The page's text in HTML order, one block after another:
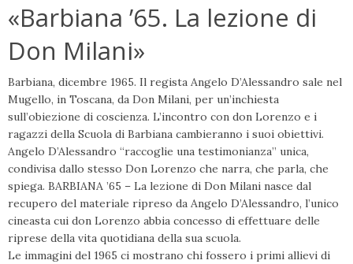
«Barbiana ’65. La lezione di
Don Milani»
Barbiana, dicembre 1965. Il regista Angelo D’Alessandro sale nel
Mugello, in Toscana, da Don Milani, per un’inchiesta
sull’obiezione di coscienza. L’incontro con don Lorenzo e i
ragazzi della Scuola di Barbiana cambieranno i suoi obiettivi.
Angelo D’Alessandro “raccoglie una testimonianza” unica,
condivisa dallo stesso Don Lorenzo che narra, che parla, che
spiega. BARBIANA ’65 – La lezione di Don Milani nasce dal
recupero del materiale ripreso da Angelo D’Alessandro, l’unico
cineasta cui don Lorenzo abbia concesso di effettuare delle
riprese della vita quotidiana della sua scuola.
Le immagini del 1965 ci mostrano chi fossero i primi allievi di